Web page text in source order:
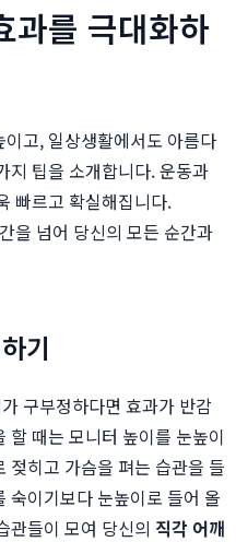
과를 극대화하
고, 일상생활에서도 아름다
지 팁을 소개합니다. 운동과
빠르고 확실해집니다.
을 넘어 당신의 모든 순간과
기
구부정하다면 효과가 반감
할 때는 모니터 높이를 눈높이
젖히고 가슴을 펴는 습관을 들
숙이기보다 눈높이로 들어 올
관들이 모여 당신의 직각 어깨